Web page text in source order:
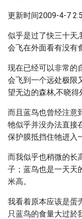
更新时间2009-4-7
似乎是过了快三十天
会飞在外面看有没有
现在已经可以非常的
会飞到一个远处极限
望无边的森林,不晓得
而且蓝鸟也曾经注意
牠似乎并没办法直接
保护膜抵挡住牠进入
而我似乎也稍微的长
子；蓝鸟也是一天天
米高。
我看着原本应该是蛋
只蓝鸟的食量大过於